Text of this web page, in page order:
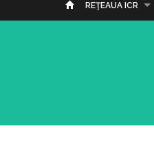
REŢEAUA ICR